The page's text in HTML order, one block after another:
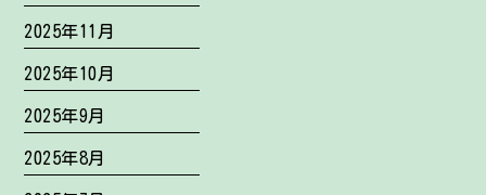
2025年11月
2025年10月
2025年9月
2025年8月